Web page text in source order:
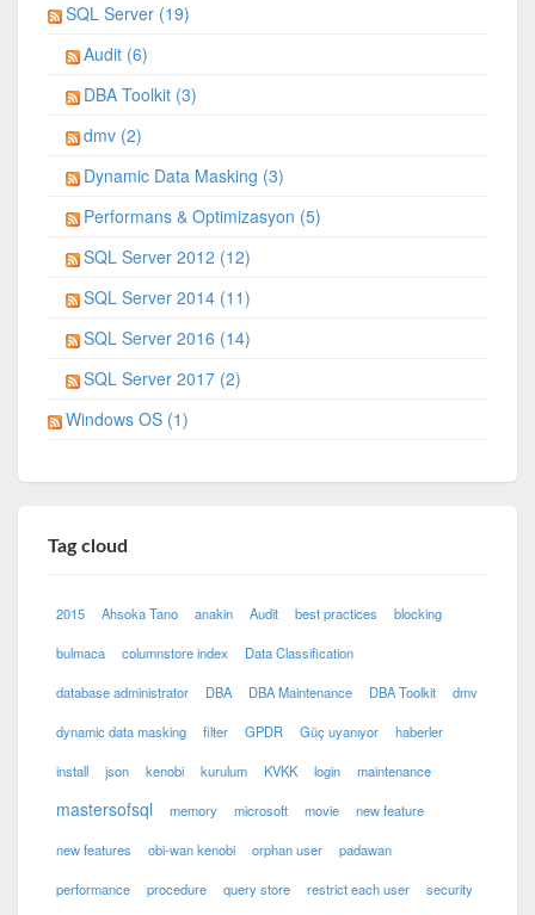
SQL Server (19)
Audit (6)
DBA Toolkit (3)
dmv (2)
Dynamic Data Masking (3)
Performans & Optimizasyon (5)
SQL Server 2012 (12)
SQL Server 2014 (11)
SQL Server 2016 (14)
SQL Server 2017 (2)
Windows OS (1)
Tag cloud
2015 Ahsoka Tano anakin Audit best practices blocking
bulmaca columnstore index Data Classification
database administrator DBA DBA Maintenance DBA Toolkit dmv
dynamic data masking filter GPDR Güç uyanıyor haberler
install json kenobi kurulum KVKK login maintenance
mastersofsql memory microsoft movie new feature
new features obi-wan kenobi orphan user padawan
performance procedure query store restrict each user security